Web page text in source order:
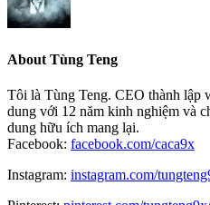
About Tùng Teng
Tôi là Tùng Teng. CEO thành lập
dung với 12 năm kinh nghiệm và
dung hữu ích mang lại.
Facebook: facebook.com/caca9x
Instagram: instagram.com/